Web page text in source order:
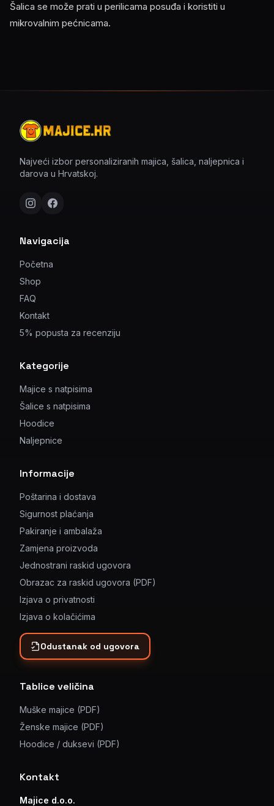
Šalica se može prati u perilicama posuđa i koristiti u
mikrovalnim pećnicama.
Najveći izbor personaliziranih majica, šalica, naljepnica i
darova u Hrvatskoj.
Navigacija
Početna
Shop
FAQ
Kontakt
5% popusta za recenziju
Kategorije
Majice s natpisima
Šalice s natpisima
Hoodice
Naljepnice
Informacije
Poštarina i dostava
Sigurnost plaćanja
Pakiranje i ambalaža
Zamjena proizvoda
Jednostrani raskid ugovora
Obrazac za raskid ugovora (PDF)
Izjava o privatnosti
Izjava o kolačićima
Odustanak od ugovora
Tablice veličina
Muške majice (PDF)
Ženske majice (PDF)
Hoodice / duksevi (PDF)
Kontakt
Majice d.o.o.